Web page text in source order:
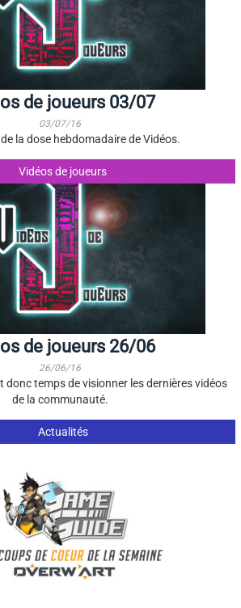
de joueurs 03/07
03/07/16
la dose hebdomadaire de Vidéos.
Vidéos de joueurs
de joueurs 26/06
26/06/16
donc temps de visionner les dernières vidéos
de la communauté.
Actualités